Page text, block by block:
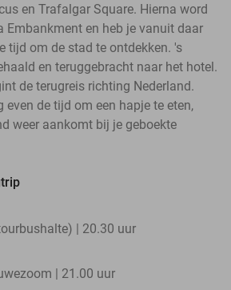
en Trafalgar Square. Hierna word
Embankment en heb je vanuit daar
tijd om de stad te ontdekken. 's
en teruggebracht naar het hotel.
de terugreis richting Nederland.
even de tijd om een hapje te eten,
weer aankomt bij je geboekte
| 20.30 uur
| 21.00 uur